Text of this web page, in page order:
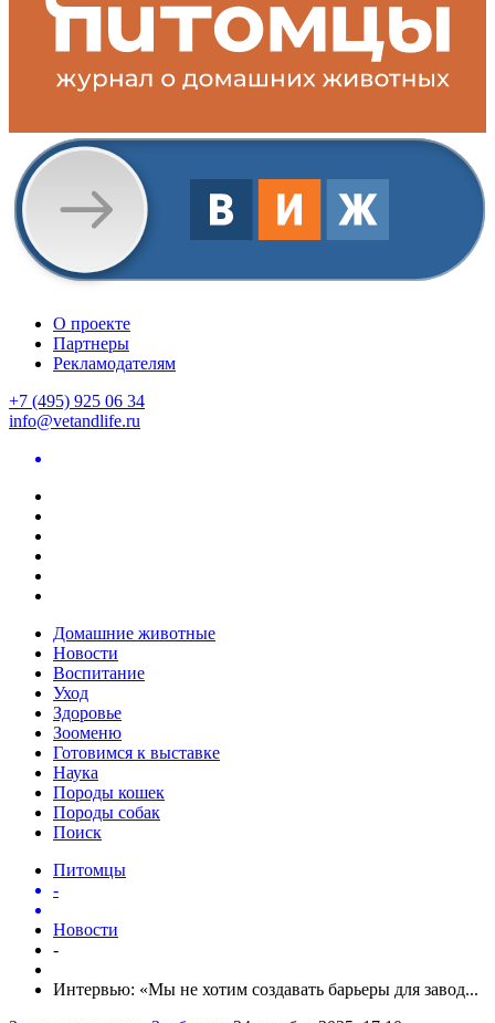
О проекте
Партнеры
Рекламодателям
+7 (495) 925 06 34
info@vetandlife.ru
Домашние животные
Новости
Воспитание
Уход
Здоровье
Зооменю
Готовимся к выставке
Наука
Породы кошек
Породы собак
Поиск
Питомцы
-
Новости
-
Интервью: «Мы не хотим создавать барьеры для завод...